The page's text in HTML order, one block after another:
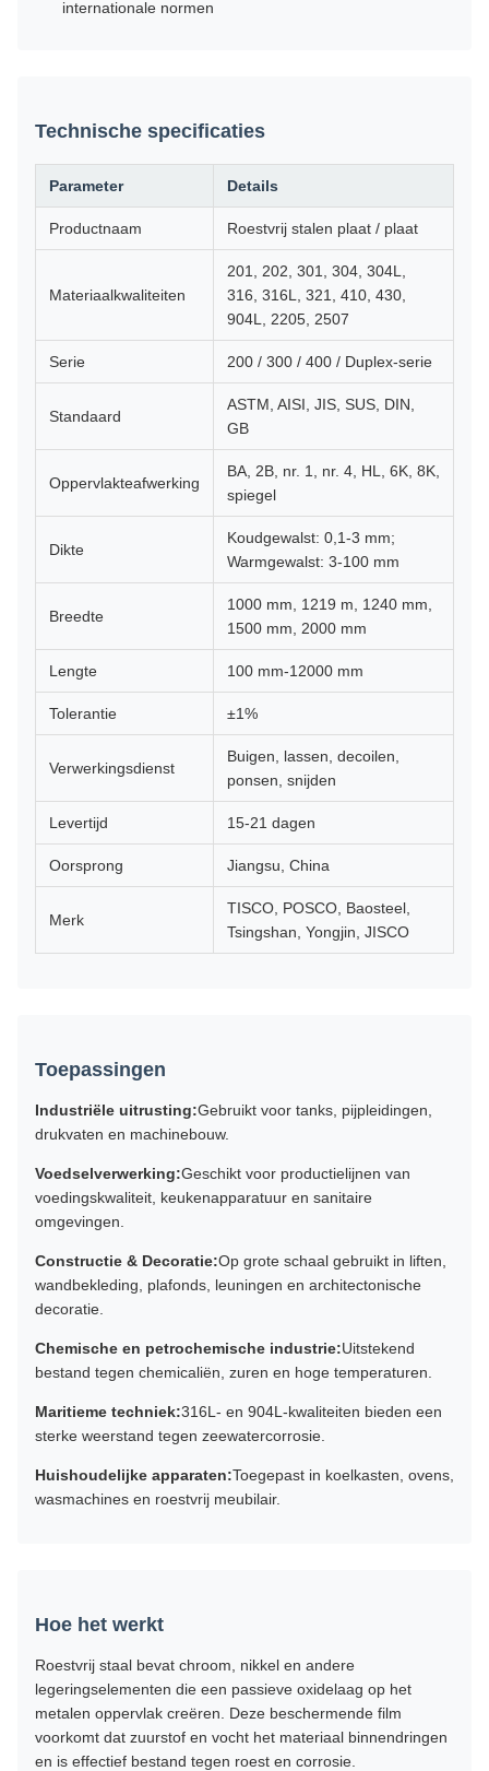
internationale normen
Technische specificaties
Parameter Details
Productnaam Roestvrij stalen plaat / plaat
Materiaalkwaliteiten
201, 202, 301, 304, 304L,
316, 316L, 321, 410, 430,
904L, 2205, 2507
Serie 200 / 300 / 400 / Duplex-serie
Standaard
ASTM, AISI, JIS, SUS, DIN,
GB
Oppervlakteafwerking
BA, 2B, nr. 1, nr. 4, HL, 6K, 8K,
spiegel
Dikte
Koudgewalst: 0,1-3 mm;
Warmgewalst: 3-100 mm
Breedte
1000 mm, 1219 m, 1240 mm,
1500 mm, 2000 mm
Lengte 100 mm-12000 mm
Tolerantie ±1%
Verwerkingsdienst
Buigen, lassen, decoilen,
ponsen, snijden
Levertijd 15-21 dagen
Oorsprong Jiangsu, China
Merk
TISCO, POSCO, Baosteel,
Tsingshan, Yongjin, JISCO
Toepassingen
Industriële uitrusting:Gebruikt voor tanks, pijpleidingen,
drukvaten en machinebouw.
Voedselverwerking:Geschikt voor productielijnen van
voedingskwaliteit, keukenapparatuur en sanitaire
omgevingen.
Constructie & Decoratie:Op grote schaal gebruikt in liften,
wandbekleding, plafonds, leuningen en architectonische
decoratie.
Chemische en petrochemische industrie:Uitstekend
bestand tegen chemicaliën, zuren en hoge temperaturen.
Maritieme techniek:316L- en 904L-kwaliteiten bieden een
sterke weerstand tegen zeewatercorrosie.
Huishoudelijke apparaten:Toegepast in koelkasten, ovens,
wasmachines en roestvrij meubilair.
Hoe het werkt
Roestvrij staal bevat chroom, nikkel en andere
legeringselementen die een passieve oxidelaag op het
metalen oppervlak creëren. Deze beschermende film
voorkomt dat zuurstof en vocht het materiaal binnendringen
en is effectief bestand tegen roest en corrosie.